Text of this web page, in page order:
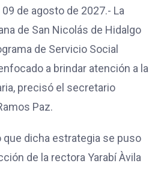
de agosto de 2027.- La
de San Nicolás de Hidalgo
de Servicio Social
a brindar atención a la
precisó el secretario
Paz.
dicha estrategia se puso
de la rectora Yarabí Àvila